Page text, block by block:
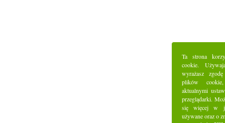
Ta strona
cookie.
wyrażasz
plików
aktualnymi
przeglądarki.
się więcej w
używane oraz o